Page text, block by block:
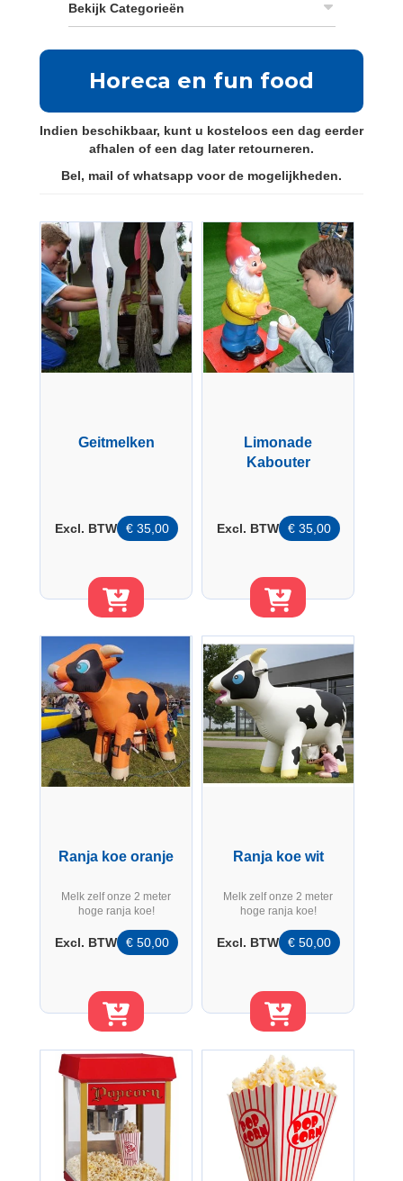
Bekijk Categorieën
Horeca en fun food
Indien beschikbaar, kunt u kosteloos een dag eerder
afhalen of een dag later retourneren.
Bel, mail of whatsapp voor de mogelijkheden.
Geitmelken
€ 35,00
Excl. BTW
Limonade
Kabouter
€ 35,00
Excl. BTW
Ranja koe oranje
Melk zelf onze 2 meter
hoge ranja koe!
€ 50,00
Excl. BTW
Ranja koe wit
Melk zelf onze 2 meter
hoge ranja koe!
€ 50,00
Excl. BTW